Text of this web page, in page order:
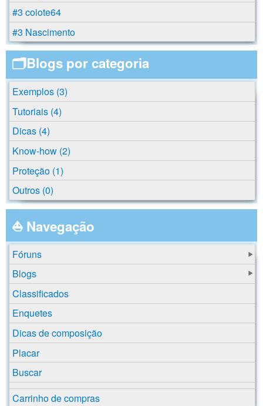
#3 coiote64
#3 Nascimento
🗂️Blogs por categoria
Exemplos (3)
Tutoriais (4)
Dicas (4)
Know-how (2)
Proteção (1)
Outros (0)
⛵ Navegação
Fóruns
Blogs
Classificados
Enquetes
Dicas de composição
Placar
Buscar
Carrinho de compras